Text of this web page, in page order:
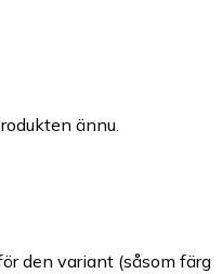
ännu.
den variant (såsom färg